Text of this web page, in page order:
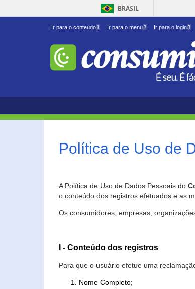
BRASIL
Ir para o conteúdo1 Ir para o menu2 Ir para o login3
Política de Uso de
A Política de Uso de Dados Pessoais do
o conteúdo dos registros efetuados e as
Os consumidores, empresas,
I - Conteúdo dos registros
Para que o usuário efetue uma
Nome Completo;